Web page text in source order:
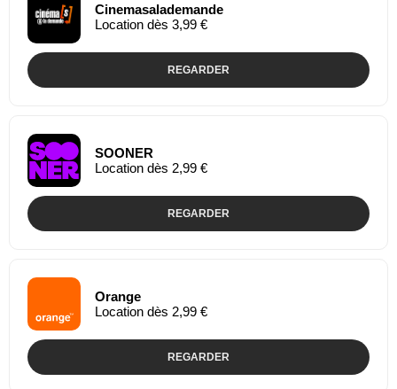
Cinemasalademande
Location dès 3,99 €
REGARDER
SOONER
Location dès 2,99 €
REGARDER
Orange
Location dès 2,99 €
REGARDER